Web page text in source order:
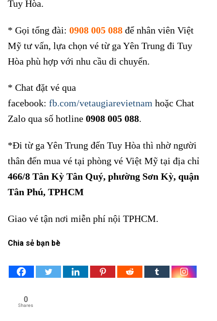
Tuy Hòa.
* Gọi tổng đài: 0908 005 088 để nhân viên Việt
Mỹ tư vấn, lựa chọn vé từ ga Yên Trung đi Tuy
Hòa phù hợp với nhu cầu di chuyển.
* Chat đặt vé qua
facebook: fb.com/vetaugiarevietnam hoặc Chat
Zalo qua số hotline 0908 005 088.
*Đi từ ga Yên Trung đến Tuy Hòa thì nhờ người
thân đến mua vé tại phòng vé Việt Mỹ tại địa chỉ
466/8 Tân Kỳ Tân Quý, phường Sơn Kỳ, quận
Tân Phú, TPHCM
Giao vé tận nơi miễn phí nội TPHCM.
Chia sẻ bạn bè
0
Shares